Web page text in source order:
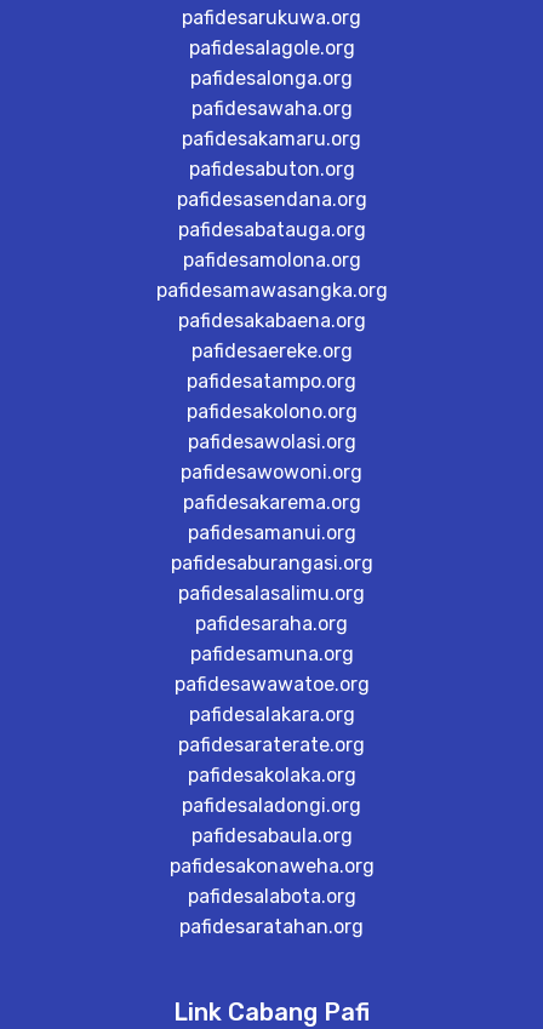
pafidesarukuwa.org
pafidesalagole.org
pafidesalonga.org
pafidesawaha.org
pafidesakamaru.org
pafidesabuton.org
pafidesasendana.org
pafidesabatauga.org
pafidesamolona.org
pafidesamawasangka.org
pafidesakabaena.org
pafidesaereke.org
pafidesatampo.org
pafidesakolono.org
pafidesawolasi.org
pafidesawowoni.org
pafidesakarema.org
pafidesamanui.org
pafidesaburangasi.org
pafidesalasalimu.org
pafidesaraha.org
pafidesamuna.org
pafidesawawatoe.org
pafidesalakara.org
pafidesaraterate.org
pafidesakolaka.org
pafidesaladongi.org
pafidesabaula.org
pafidesakonaweha.org
pafidesalabota.org
pafidesaratahan.org
Link Cabang Pafi